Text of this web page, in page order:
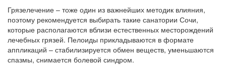
Грязелечение – тоже один из важнейших методик влияния,
поэтому рекомендуется выбирать такие санатории Сочи,
которые располагаются вблизи естественных месторождений
лечебных грязей. Пелоиды прикладываются в формате
аппликаций – стабилизируется обмен веществ, уменьшаются
спазмы, снимается болевой синдром.